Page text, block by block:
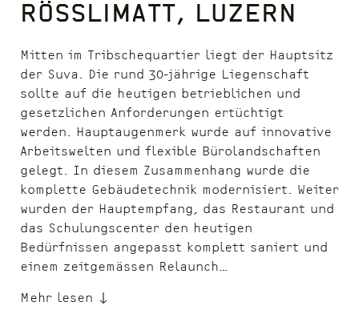
Rösslimatt, Luzern
Mitten im Tribschequartier liegt der Hauptsitz
der Suva. Die rund 30-jährige Liegenschaft
sollte auf die heutigen betrieblichen und
gesetzlichen Anforderungen ertüchtigt
werden. Hauptaugenmerk wurde auf innovative
Arbeitswelten und flexible Bürolandschaften
gelegt. In diesem Zusammenhang wurde die
komplette Gebäudetechnik modernisiert. Weiter
wurden der Hauptempfang, das Restaurant und
das Schulungscenter den heutigen
Bedürfnissen angepasst komplett saniert und
einem zeitgemässen Relaunch…
Mehr lesen